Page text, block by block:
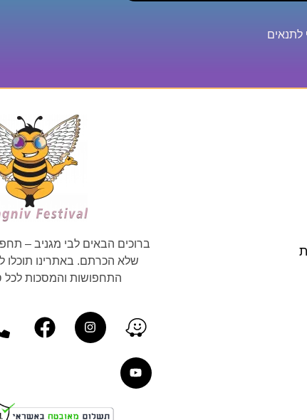
לתנאים
ברוכים הבאים לבי מגניב –
שלא הכרתם. באתרינו תוכלו
התחפושות והמסכות לכל